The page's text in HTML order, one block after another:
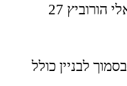
משרדנו בקומה 1 בבניין בכתובת אלי הורוביץ 27
לבניין כולל